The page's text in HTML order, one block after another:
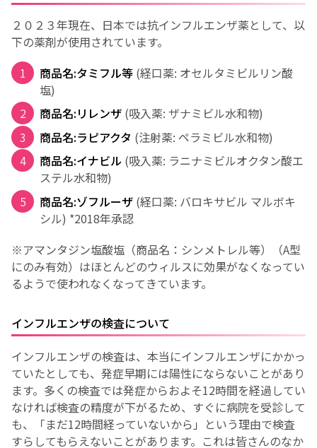
２０２３年現在、日本では抗インフルエンザ薬として、以
下の薬剤が使用されています。
商品名:タミフル等 (経口薬: オセルタミビルリン酸
塩)
商品名:リレンザ (吸入薬: ザナミビル水和物)
商品名:ラピアクタ (注射薬: ペラミビル水和物)
商品名:イナビル (吸入薬: ラニナミビルオクタン酸エ
ステル水和物)
商品名:ゾフルーザ (経口薬: バロキサビル マルボキ
シル) *2018年承認
※アマンタジン塩酸塩（商品名：シンメトレル等）（A型
にのみ有効）はほとんどのウィルスに効果がなくなってい
るようで使われなくなってきています。
インフルエンザの検査について
インフルエンザの検査は、本当にインフルエンザにかかっ
ていたとしても、発症早期には陽性にならないことがあり
ます。多くの検査では発症からおよそ12時間を経過してい
なければ検査の精度が下がるため、すぐに病院を受診して
も、「まだ12時間経っていないから」という理由で検査
すらしてもらえないことがあります。これは皆さんのなか